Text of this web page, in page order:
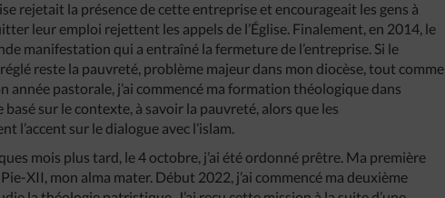
rejetait la présence de cette entreprise et encourageait les gens à
leur emploi rejettent les appels de l’Église. Finalement, en 2014, le
manifestation qui a entraîné la fermeture de l’entreprise. Si le
reste la pauvreté, problème majeur dans mon diocèse, tout comme
année pastorale, j’ai commencé ma formation théologique dans
sur le contexte, à savoir la pauvreté, alors que les
l’accent sur le dialogue avec l’islam.
mois plus tard, le 4 octobre, j’ai été ordonné prêtre. Ma première
XII, mon alma mater. Début 2022, j’ai commencé ma deuxième